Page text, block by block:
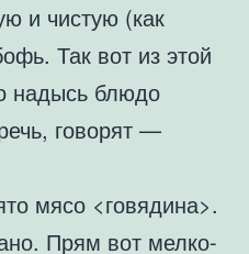
и чистую (как
Так вот из этой
надысь блюдо
говорят —
мясо <говядина>.
Прям вот мелко-